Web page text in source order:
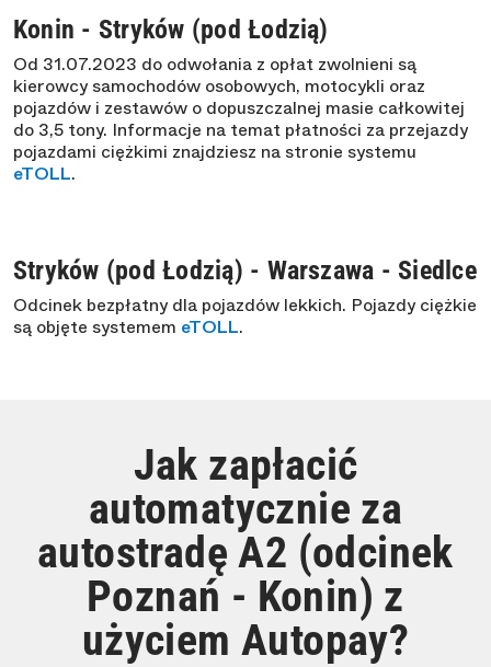
Konin - Stryków (pod Łodzią)
Od 31.07.2023 do odwołania z opłat zwolnieni są
kierowcy samochodów osobowych, motocykli oraz
pojazdów i zestawów o dopuszczalnej masie całkowitej
do 3,5 tony. Informacje na temat płatności za przejazdy
pojazdami ciężkimi znajdziesz na stronie systemu
eTOLL.
Stryków (pod Łodzią) - Warszawa - Siedlce
Odcinek bezpłatny dla pojazdów lekkich. Pojazdy ciężkie
są objęte systemem eTOLL.
Jak zapłacić
automatycznie za
autostradę A2 (odcinek
Poznań - Konin) z
użyciem Autopay?